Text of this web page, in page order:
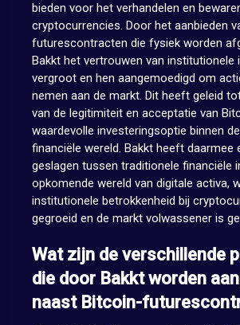
bieden voor het verhandelen en
cryptocurrencies. Door het aanbieden
futurescontracten die fysiek worden
Bakkt het vertrouwen van institutionele
vergroot en hen aangemoedigd om
nemen aan de markt. Dit heeft geleid
van de legitimiteit en acceptatie van
waardevolle investeringsoptie binnen
financiële wereld. Bakkt heeft daarmee
geslagen tussen traditionele financiële
opkomende wereld van digitale activa,
institutionele betrokkenheid bij
gegroeid en de markt volwassener is
Wat zijn de verschillende
die door Bakkt worden
naast Bitcoin-